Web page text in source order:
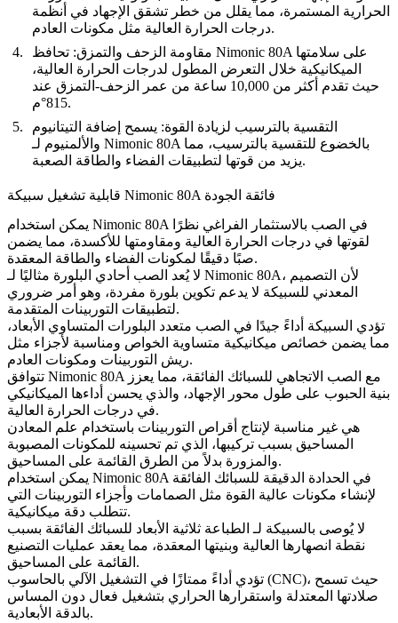
الحرارية المستمرة، مما يقلل من خطر تشقق الإجهاد في أنظمة
درجات الحرارة العالية مثل مكونات العادم.
مقاومة الزحف والتمزق: تحافظ Nimonic 80A على سلامتها
الميكانيكية خلال التعرض المطول لدرجات الحرارة العالية،
حيث تقدم أكثر من 10,000 ساعة من عمر الزحف-التمزق عند
815°م.
التقسية بالترسيب لزيادة القوة: يسمح إضافة التيتانيوم
والألمنيوم لـ Nimonic 80A بالخضوع للتقسية بالترسيب، مما
يزيد من قوتها لتطبيقات الفضاء والطاقة الصعبة.
قابلية تشغيل سبيكة Nimonic 80A فائقة الجودة
يمكن استخدام Nimonic 80A في الصب بالاستثمار الفراغي نظرًا
لقوتها في درجات الحرارة العالية ومقاومتها للأكسدة، مما يضمن
صبًا دقيقًا لمكونات الفضاء والطاقة المعقدة.
لا يُعد الصب أحادي البلورة مثاليًا لـ Nimonic 80A، لأن التصميم
المعدني للسبيكة لا يدعم تكوين بلورة مفردة، وهو أمر ضروري
لتطبيقات التوربينات المتقدمة.
تؤدي السبيكة أداءً جيدًا في الصب متعدد البلورات المتساوي الأبعاد،
مما يضمن خصائص ميكانيكية متساوية الخواص ومناسبة لأجزاء مثل
ريش التوربينات ومكونات العادم.
تتوافق Nimonic 80A مع الصب الاتجاهي للسبائك الفائقة، مما يعزز
بنية الحبوب على طول محور الإجهاد، والذي يحسن أداءها الميكانيكي
في درجات الحرارة العالية.
هي غير مناسبة لإنتاج أقراص التوربينات باستخدام علم المعادن
المساحيق بسبب تركيبها، الذي تم تحسينه للمكونات المصبوبة
والمزورة بدلاً من الطرق القائمة على المساحيق.
يمكن استخدام Nimonic 80A في الحدادة الدقيقة للسبائك الفائقة
لإنشاء مكونات عالية القوة مثل الصمامات وأجزاء التوربينات التي
تتطلب دقة ميكانيكية.
لا يُوصى بالسبيكة لـ الطباعة ثلاثية الأبعاد للسبائك الفائقة بسبب
نقطة انصهارها العالية وبنيتها المعقدة، مما يعقد عمليات التصنيع
القائمة على المساحيق.
تؤدي أداءً ممتازًا في التشغيل الآلي بالحاسوب (CNC)، حيث تسمح
صلادتها المعتدلة واستقرارها الحراري بتشغيل فعال دون المساس
بالدقة الأبعادية.